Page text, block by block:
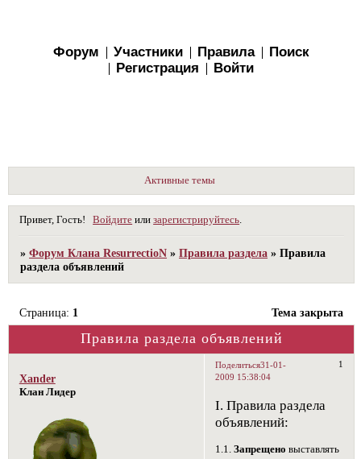
Форум Участники Правила
Поиск
Регистрация
Войти
Активные темы
Привет, Гость! Войдите илизарегистрируйтесь
»Форум Клана ResurrectioN »Правила раздела »Правила
раздела объявлений
Правила раздела объявлений
Страница: 1 Тема закрыта
Поделиться 1
31-01-
2009 15:38:04
Xander
Клан Лидер
I. Правила раздела
объявлений:
1.1.Запрещено выставлять